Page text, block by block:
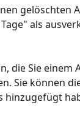
gelöschten
als
die Sie einem
Sie können
hinzugefügt